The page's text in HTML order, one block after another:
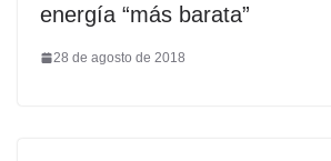
energía “más barata”
28 de agosto de 2018